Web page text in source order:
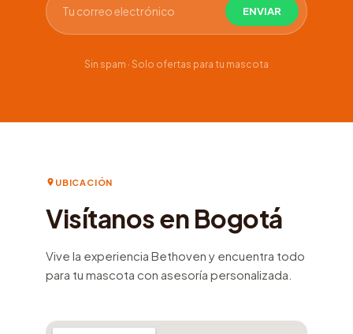
Sin spam · Solo ofertas para tu mascota
UBICACIÓN
Visítanos en Bogotá
Vive la experiencia Bethoven y encuentra todo
para tu mascota con asesoría personalizada.